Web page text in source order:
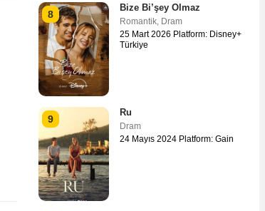
8
Bize Bi’şey Olmaz
Romantik, Dram
25 Mart 2026 Platform: Disney+
Türkiye
9
Ru
Dram
24 Mayıs 2024 Platform: Gain